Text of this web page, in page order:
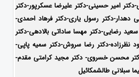
امیر حسینی-دکتر علیرضا عسکرپور-دکتر
دکتر رسول یاری-دکتر فرهاد احمدی-
رضایی-دکتر مهسا ساداتی بالادهی-دکتر
نظرزاده-دکتر رضا سروش-دکتر سمیه پاپی-
محسن خسروی- دکتر مجید کرامتی مقدم-
سبلانی طالشمکائیل